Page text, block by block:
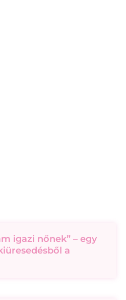
igazi nőnek” – egy
a